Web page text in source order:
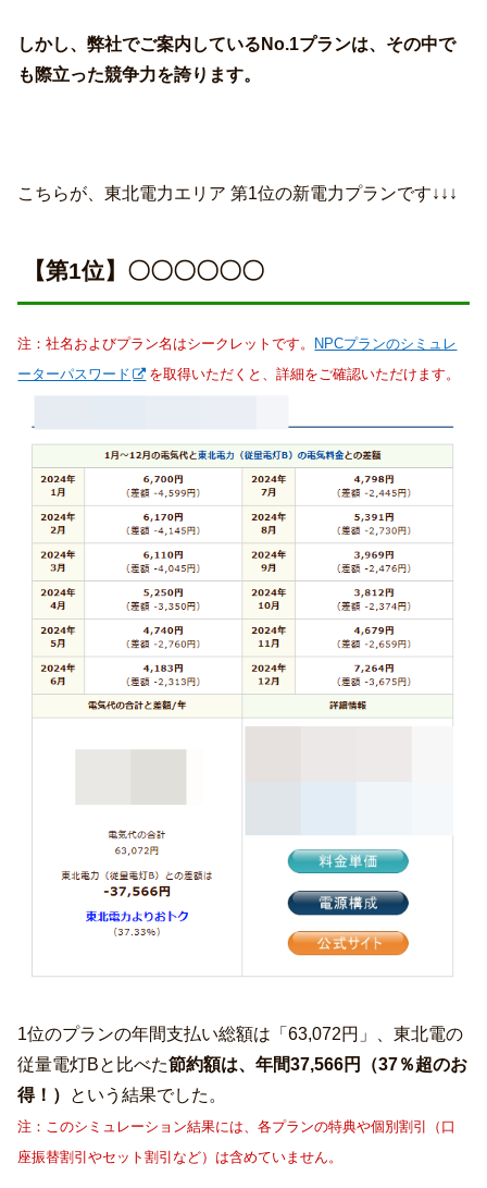
しかし、弊社でご案内しているNo.1プランは、その中で
も際立った競争力を誇ります。
こちらが、東北電力エリア 第1位の新電力プランです↓↓↓
【第1位】〇〇〇〇〇〇
注：社名およびプラン名はシークレットです。
NPCプランのシミュレ
ーターパスワード
を取得いただくと、詳細をご確認いただけます。
1位のプランの年間支払い総額は「63,072円」、東北電の
従量電灯Bと比べた節約額は、年間37,566円（37％超のお
得！） という結果でした。
注：このシミュレーション結果には、各プランの特典や個別割引（口
座振替割引やセット割引など）は含めていません。